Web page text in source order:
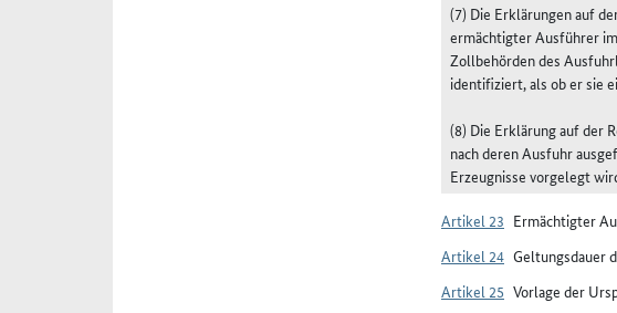
(7) Die Erklärungen auf
ermächtigter Ausführer
Zollbehörden des
identifiziert, als ob er sie
(8) Die Erklärung auf der
nach deren Ausfuhr
Erzeugnisse vorgelegt
Artikel 23 Ermächtigter
Artikel 24 Geltungsdauer
Artikel 25 Vorlage der